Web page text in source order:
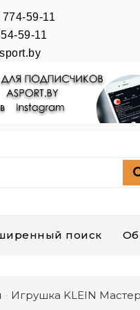
59-11
59-11
поиск
Игрушка KLEIN